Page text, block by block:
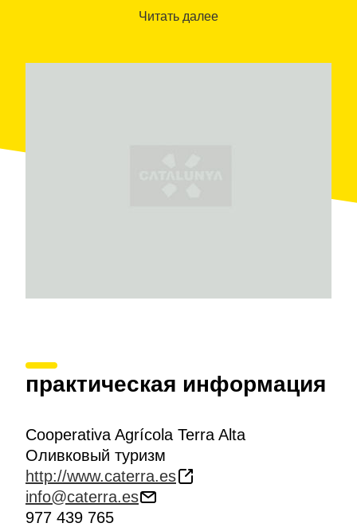
попробовать готовую продукцию и приобрести ее в
кооперативе, среди них — вермут и рансио.
Читать далее
практическая информация
Cooperativa Agrícola Terra Alta
Оливковый туризм
http://www.caterra.es
info@caterra.es
977 439 765